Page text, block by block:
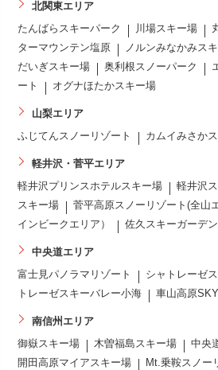
北関東エリア
たんばらスキーパーク 川場スキー場
ターマウンテン塩原
ノルンみなかみス
だいぎスキー場
奥利根スノーパーク
ート
オグナほたかスキー場
山梨エリア
ふじてんスノーリゾート カムイみさか
軽井沢・菅平エリア
軽井沢プリンスホテルスキー場 軽井沢
スキー場
菅平高原スノーリゾート(全山
インビークエリア）
佐久スキーガーデ
中央道エリア
富士見パノラマリゾート シャトレーゼ
トレーゼスキーバレー小海
車山高原
南信州エリア
御嶽スキー場 木曽福島スキー場
中央
開田高原マイアスキー場
Mt.乗鞍スノー